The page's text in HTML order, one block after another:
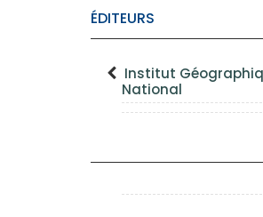
ÉDITEURS
Institut
National